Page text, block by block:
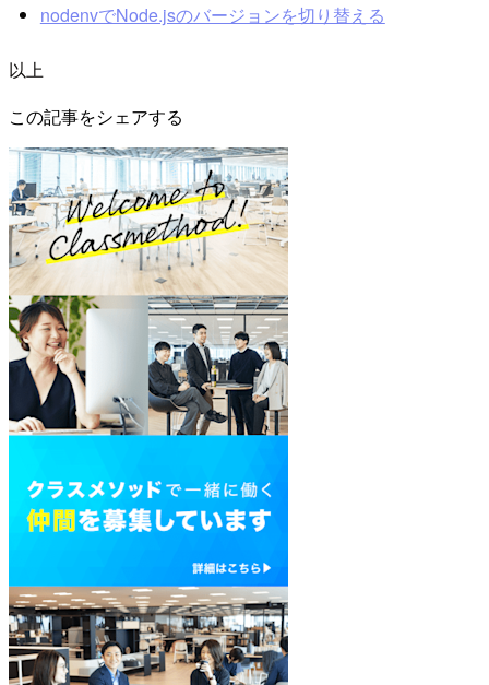
nodenvでNode.jsのバージョンを切り替える
以上
この記事をシェアする